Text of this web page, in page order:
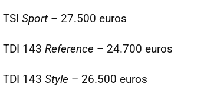
TSI Sport – 27.500 euros
TDI 143 Reference – 24.700 euros
TDI 143 Style – 26.500 euros